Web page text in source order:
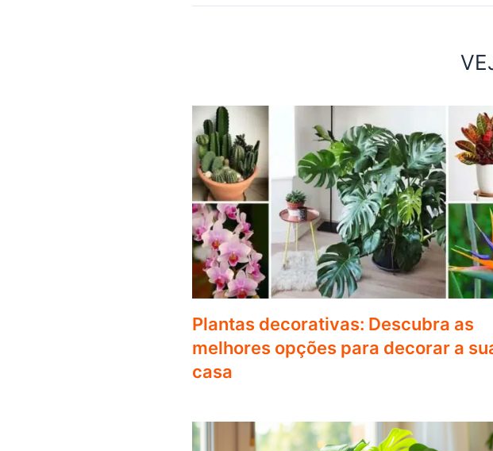
Plantas decorativas: Descubra as
melhores opções para decorar a
casa